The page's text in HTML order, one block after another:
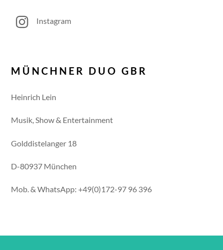
Instagram
MÜNCHNER DUO GBR
Heinrich Lein
Musik, Show & Entertainment
Golddistelanger 18
D-80937 München
Mob. & WhatsApp: +49(0)172-97 96 396